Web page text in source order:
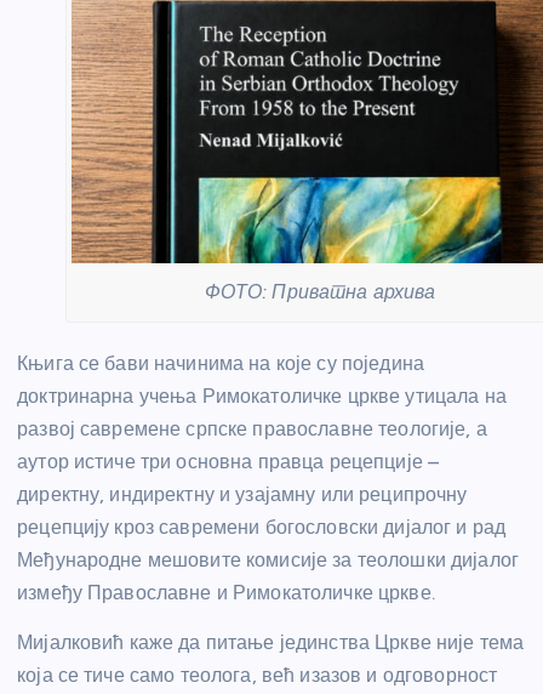
ФОТО: Приватна архива
Књига се бави начинима на које су поједина
доктринарна учења Римокатоличке цркве утицала на
развој савремене српске православне теологије, а
аутор истиче три основна правца рецепције –
директну, индиректну и узајамну или реципрочну
рецепцију кроз савремени богословски дијалог и рад
Међународне мешовите комисије за теолошки дијалог
између Православне и Римокатоличке цркве.
Мијалковић каже да питање јединства Цркве није тема
која се тиче само теолога, већ изазов и одговорност